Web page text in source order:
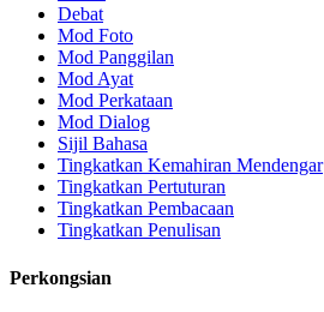
Debat
Mod Foto
Mod Panggilan
Mod Ayat
Mod Perkataan
Mod Dialog
Sijil Bahasa
Tingkatkan Kemahiran Mendengar
Tingkatkan Pertuturan
Tingkatkan Pembacaan
Tingkatkan Penulisan
Perkongsian